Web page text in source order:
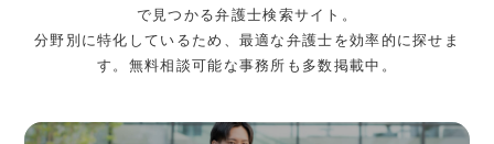
で見つかる弁護士検索サイト。
分野別に特化しているため、最適な弁護士を効率的に探せま
す。無料相談可能な事務所も多数掲載中。